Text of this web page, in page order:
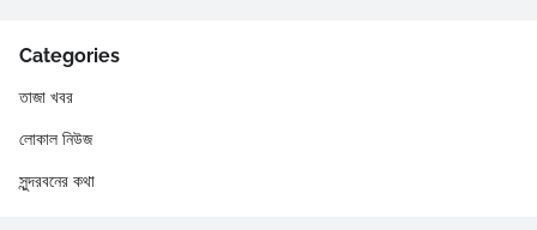
Categories
তাজা খবর
লোকাল নিউজ
সুন্দরবনের কথা